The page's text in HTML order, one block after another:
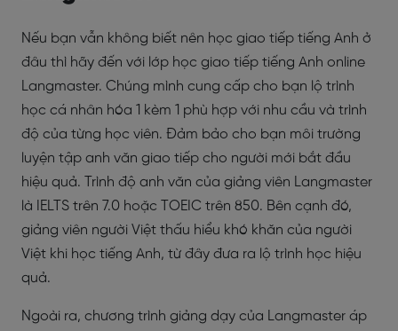
Nếu bạn vẫn không biết nên học giao tiếp tiếng Anh ở
đâu thì hãy đến với lớp học giao tiếp tiếng Anh online
Langmaster. Chúng mình cung cấp cho bạn lộ trình
học cá nhân hóa 1 kèm 1 phù hợp với nhu cầu và trình
độ của từng học viên. Đảm bảo cho bạn môi trường
luyện tập anh văn giao tiếp cho người mới bắt đầu
hiệu quả. Trình độ anh văn của giảng viên Langmaster
là IELTS trên 7.0 hoặc TOEIC trên 850. Bên cạnh đó,
giảng viên người Việt thấu hiểu khó khăn của người
Việt khi học tiếng Anh, từ đây đưa ra lộ trình học hiệu
quả.
Ngoài ra, chương trình giảng dạy của Langmaster áp